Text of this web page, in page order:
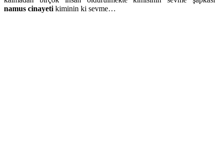
namus cinayeti kiminin ki sevme…